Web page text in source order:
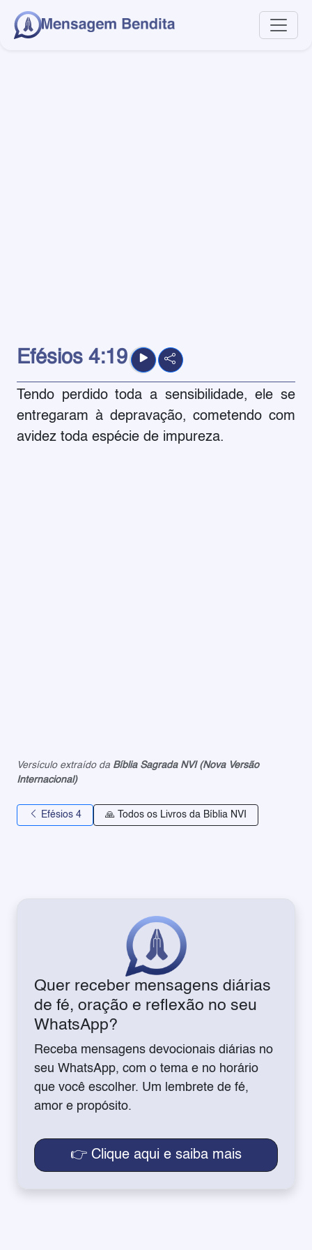
Efésios 4:19
Tendo perdido toda a sensibilidade, ele se
entregaram à depravação, cometendo com
avidez toda espécie de impureza.
Versículo extraído da Bíblia Sagrada NVI (Nova Versão
Internacional)
Efésios 4 🙏 Todos os Livros da Bíblia NVI
Quer receber mensagens diárias
de fé, oração e reflexão no seu
WhatsApp?
Receba mensagens devocionais diárias no
seu WhatsApp, com o tema e no horário
que você escolher. Um lembrete de fé,
amor e propósito.
👉 Clique aqui e saiba mais